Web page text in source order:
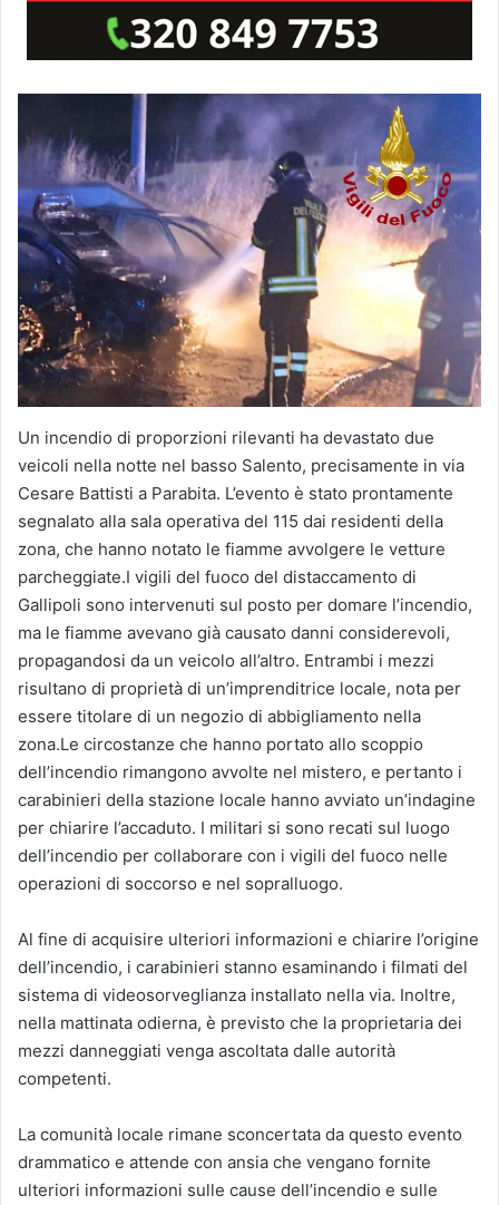
Un incendio di proporzioni rilevanti ha devastato due
veicoli nella notte nel basso Salento, precisamente in via
Cesare Battisti a Parabita. L’evento è stato prontamente
segnalato alla sala operativa del 115 dai residenti della
zona, che hanno notato le fiamme avvolgere le vetture
parcheggiate.I vigili del fuoco del distaccamento di
Gallipoli sono intervenuti sul posto per domare l’incendio,
ma le fiamme avevano già causato danni considerevoli,
propagandosi da un veicolo all’altro. Entrambi i mezzi
risultano di proprietà di un’imprenditrice locale, nota per
essere titolare di un negozio di abbigliamento nella
zona.Le circostanze che hanno portato allo scoppio
dell’incendio rimangono avvolte nel mistero, e pertanto i
carabinieri della stazione locale hanno avviato un’indagine
per chiarire l’accaduto. I militari si sono recati sul luogo
dell’incendio per collaborare con i vigili del fuoco nelle
operazioni di soccorso e nel sopralluogo.
Al fine di acquisire ulteriori informazioni e chiarire l’origine
dell’incendio, i carabinieri stanno esaminando i filmati del
sistema di videosorveglianza installato nella via. Inoltre,
nella mattinata odierna, è previsto che la proprietaria dei
mezzi danneggiati venga ascoltata dalle autorità
competenti.
La comunità locale rimane sconcertata da questo evento
drammatico e attende con ansia che vengano fornite
ulteriori informazioni sulle cause dell’incendio e sulle